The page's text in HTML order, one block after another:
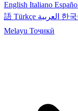
English Italiano
語 Türkçe 한국
Melayu Тоҷикӣ